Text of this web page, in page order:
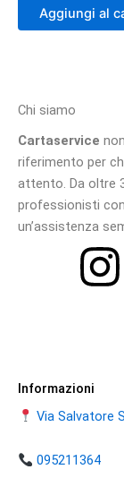
Aggiungi al
Chi siamo
Cartaservice
riferimento per
attento. Da oltre
professionisti
un’assistenza
Informazioni
Via Salvatore
095211364